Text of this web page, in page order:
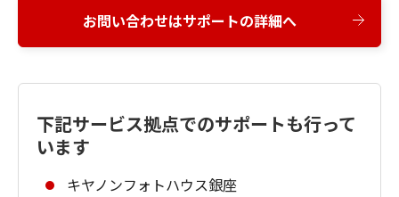
お問い合わせはサポートの詳細へ
下記サービス拠点でのサポートも行って
います
キヤノンフォトハウス銀座